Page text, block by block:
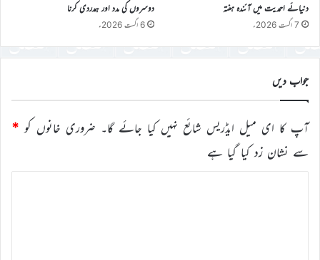
دنیائے احمدیت میں آئندہ ہفتہ
7 اگست 2026ء
دوسروں کی مدد اور ہمدردی کرنا
6 اگست 2026ء
جواب دیں
آپ کا ای میل ایڈریس شائع نہیں کیا جائے گا۔ ضروری خانوں کو *
سے نشان زد کیا گیا ہے